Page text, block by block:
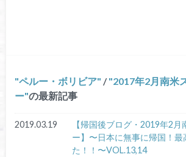
ペルー・ボリビア / 2017年2月南米
ー の最新記事
2019.03.19
【帰国後ブログ・2019年2
ー】〜日本に無事に帰国！最
た！！〜VOL.13,14